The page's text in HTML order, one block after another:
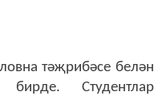
тәҗрибәсе белән
бирде. Студентлар